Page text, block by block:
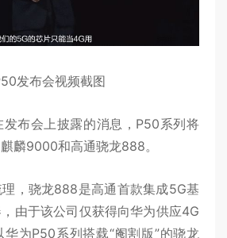
发布会视频截图
布会上披露的消息，P50系列将
麟9000和高通骁龙888。
骁龙888是高通首款集成5G基
由于该公司仅获得向华为供应4G
为P50系列搭载“阉割版”的骁龙